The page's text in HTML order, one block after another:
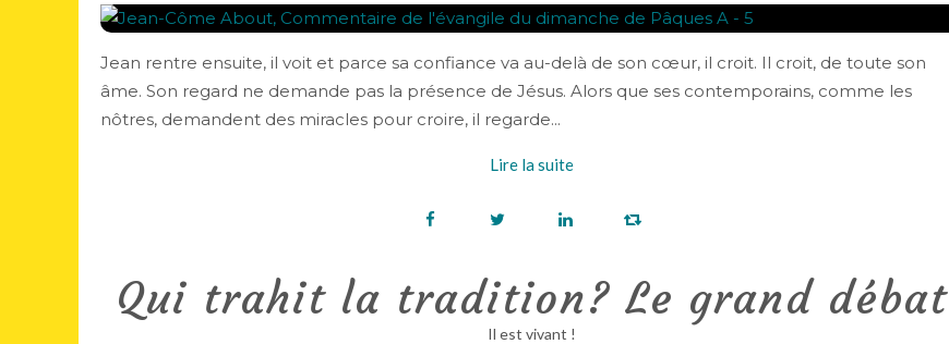
Jean rentre ensuite, il voit et parce sa confiance va au-delà de son cœur, il croit. Il croit, de toute son
âme. Son regard ne demande pas la présence de Jésus. Alors que ses contemporains, comme les
nôtres, demandent des miracles pour croire, il regarde...
Lire la suite
Qui trahit la tradition? Le grand débat
Il est vivant !